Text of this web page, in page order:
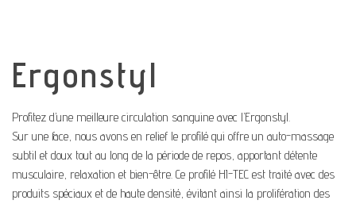
Ergonstyl
Profitez d’une meilleure circulation sanguine avec l’Ergonstyl.
Sur une face, nous avons en relief le profilé qui offre un auto-massage
subtil et doux tout au long de la période de repos, apportant détente
musculaire, relaxation et bien-être. Ce profilé HI-TEC est traité avec des
produits spéciaux et de haute densité, évitant ainsi la prolifération des